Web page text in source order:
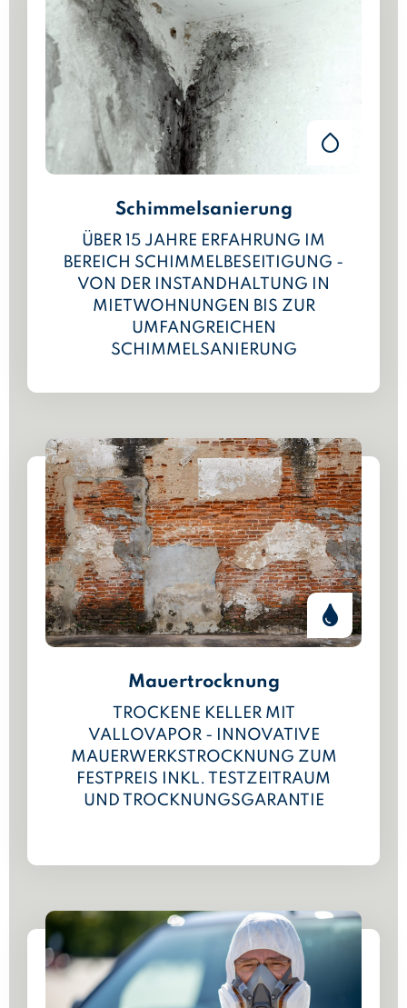
Schimmelsanierung
ÜBER 15 JAHRE ERFAHRUNG IM
BEREICH SCHIMMELBESEITIGUNG -
VON DER INSTANDHALTUNG IN
MIETWOHNUNGEN BIS ZUR
UMFANGREICHEN
SCHIMMELSANIERUNG
Mauertrocknung
TROCKENE KELLER MIT
VALLOVAPOR - INNOVATIVE
MAUERWERKSTROCKNUNG ZUM
FESTPREIS INKL. TESTZEITRAUM
UND TROCKNUNGSGARANTIE